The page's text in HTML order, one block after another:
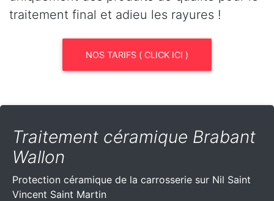
traitement final et adieu les rayures !
NOS TARIFS ( CLICK ICI )
Traitement céramique Brabant
Wallon
Protection céramique de la carrosserie sur Nil Saint
Vincent Saint Martin